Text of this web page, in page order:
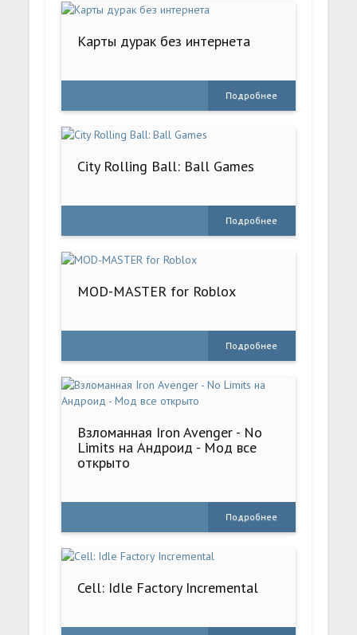
Карты дурак без интернета
Подробнее
City Rolling Ball: Ball Games
Подробнее
MOD-MASTER for Roblox
Подробнее
Взломанная Iron Avenger - No
Limits на Андроид - Мод все
открыто
Подробнее
Cell: Idle Factory Incremental